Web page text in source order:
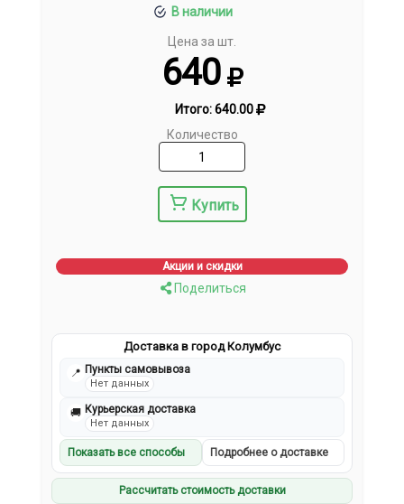
В наличии
Цена за шт.
640
Итого:640.00
Количество
Купить
Акции и скидки
Поделиться
Доставка в город Колумбус
📍 Пункты самовывоза
Нет данных
🚚 Курьерская доставка
Нет данных
Показать все способы Подробнее о доставке
Рассчитать стоимость доставки